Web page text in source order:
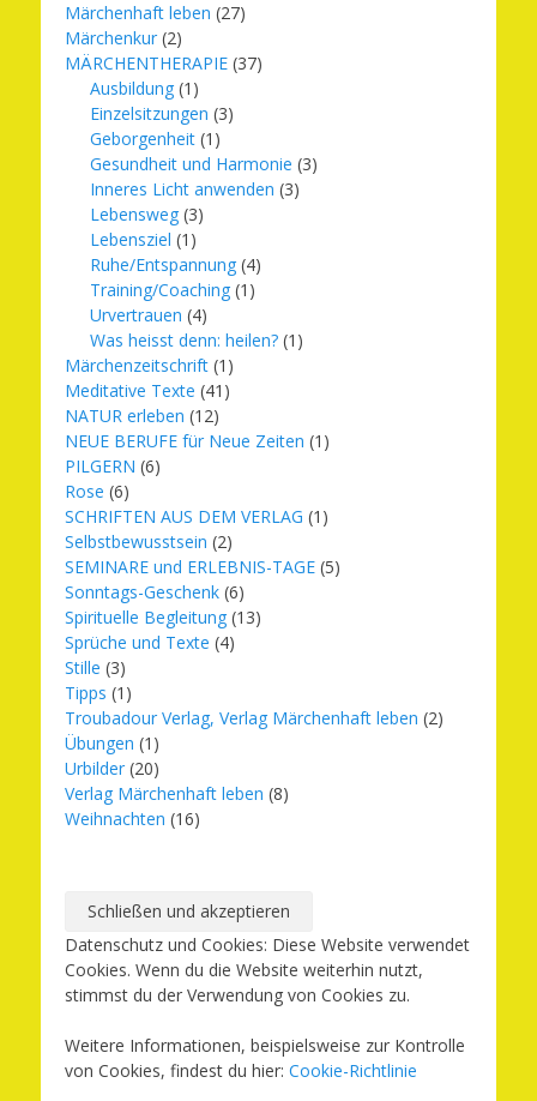
Märchenhaft leben (27)
Märchenkur (2)
MÄRCHENTHERAPIE (37)
Ausbildung (1)
Einzelsitzungen (3)
Geborgenheit (1)
Gesundheit und Harmonie (3)
Inneres Licht anwenden (3)
Lebensweg (3)
Lebensziel (1)
Ruhe/Entspannung (4)
Training/Coaching (1)
Urvertrauen (4)
Was heisst denn: heilen? (1)
Märchenzeitschrift (1)
Meditative Texte (41)
NATUR erleben (12)
NEUE BERUFE für Neue Zeiten (1)
PILGERN (6)
Rose (6)
SCHRIFTEN AUS DEM VERLAG (1)
Selbstbewusstsein (2)
SEMINARE und ERLEBNIS-TAGE (5)
Sonntags-Geschenk (6)
Spirituelle Begleitung (13)
Sprüche und Texte (4)
Stille (3)
Tipps (1)
Troubadour Verlag, Verlag Märchenhaft leben (2)
Übungen (1)
Urbilder (20)
Verlag Märchenhaft leben (8)
Weihnachten (16)
Datenschutz und Cookies: Diese Website verwendet
Cookies. Wenn du die Website weiterhin nutzt,
stimmst du der Verwendung von Cookies zu.
Weitere Informationen, beispielsweise zur Kontrolle
von Cookies, findest du hier: Cookie-Richtlinie